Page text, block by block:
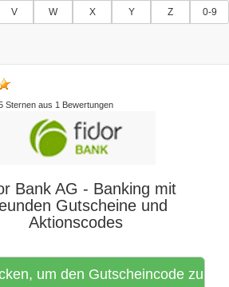
V W X Y Z 0-9
Sternen aus 1 Bewertungen
Bank AG - Banking mit
Gutscheine und
Aktionscodes
um den Gutscheincode zu